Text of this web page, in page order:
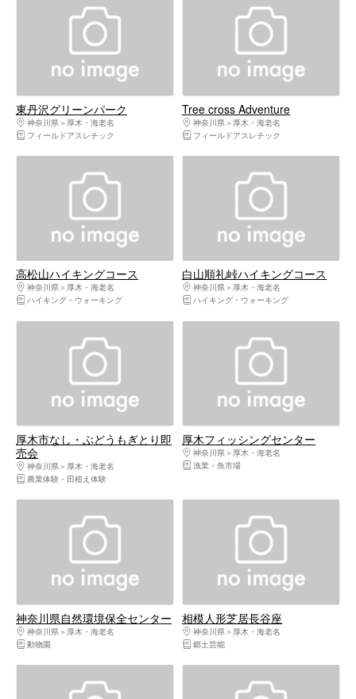
東丹沢グリーンパーク
神奈川県
厚木・海老名
フィールドアスレチック
Tree cross Adventure
神奈川県
厚木・海老名
フィールドアスレチック
高松山ハイキングコース
神奈川県
厚木・海老名
ハイキング・ウォーキング
白山順礼峠ハイキングコース
神奈川県
厚木・海老名
ハイキング・ウォーキング
厚木市なし・ぶどうもぎとり即
売会
神奈川県
厚木・海老名
農業体験・田植え体験
厚木フィッシングセンター
神奈川県
厚木・海老名
漁業・魚市場
神奈川県自然環境保全センター
神奈川県
厚木・海老名
動物園
相模人形芝居長谷座
神奈川県
厚木・海老名
郷土芸能